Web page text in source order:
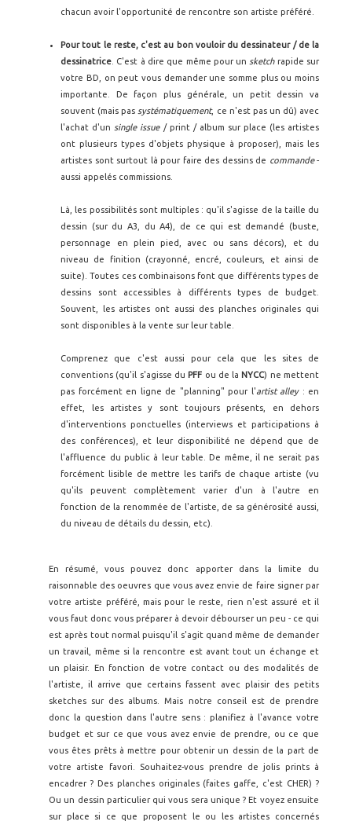
chacun avoir l'opportunité de rencontre son artiste préféré.
Pour tout le reste, c'est au bon vouloir du dessinateur / de la
dessinatrice . C'est à dire que même pour un sketch rapide sur
votre BD, on peut vous demander une somme plus ou moins
importante. De façon plus générale, un petit dessin va
souvent (mais pas systématiquement, ce n'est pas un dû) avec
l'achat d'un single issue / print / album sur place (les artistes
ont plusieurs types d'objets physique à proposer), mais les
artistes sont surtout là pour faire des dessins de commande-
aussi appelés commissions.
Là, les possibilités sont multiples : qu'il s'agisse de la taille du
dessin (sur du A3, du A4), de ce qui est demandé (buste,
personnage en plein pied, avec ou sans décors), et du
niveau de finition (crayonné, encré, couleurs, et ainsi de
suite). Toutes ces combinaisons font que différents types de
dessins sont accessibles à différents types de budget.
Souvent, les artistes ont aussi des planches originales qui
sont disponibles à la vente sur leur table.
Comprenez que c'est aussi pour cela que les sites de
conventions (qu'il s'agisse du PFF ou de la NYCC) ne mettent
pas forcément en ligne de "planning" pour l'artist alley: en
effet, les artistes y sont toujours présents, en dehors
d'interventions ponctuelles (interviews et participations à
des conférences), et leur disponibilité ne dépend que de
l'affluence du public à leur table. De même, il ne serait pas
forcément lisible de mettre les tarifs de chaque artiste (vu
qu'ils peuvent complètement varier d'un à l'autre en
fonction de la renommée de l'artiste, de sa générosité aussi,
du niveau de détails du dessin, etc).
En résumé, vous pouvez donc apporter dans la limite du
raisonnable des oeuvres que vous avez envie de faire signer par
votre artiste préféré, mais pour le reste, rien n'est assuré et il
vous faut donc vous préparer à devoir débourser un peu - ce qui
est après tout normal puisqu'il s'agit quand même de demander
un travail, même si la rencontre est avant tout un échange et
un plaisir. En fonction de votre contact ou des modalités de
l'artiste, il arrive que certains fassent avec plaisir des petits
sketches sur des albums. Mais notre conseil est de prendre
donc la question dans l'autre sens : planifiez à l'avance votre
budget et sur ce que vous avez envie de prendre, ou ce que
vous êtes prêts à mettre pour obtenir un dessin de la part de
votre artiste favori. Souhaitez-vous prendre de jolis prints à
encadrer ? Des planches originales (faites gaffe, c'est CHER) ?
Ou un dessin particulier qui vous sera unique ? Et voyez ensuite
sur place si ce que proposent le ou les artistes concernés